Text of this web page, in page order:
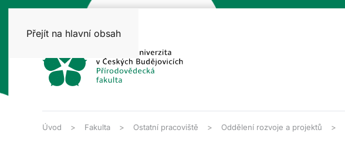
Přejít na hlavní obsah
Úvod Fakulta Ostatní pracoviště Oddělení rozvoje a projektů